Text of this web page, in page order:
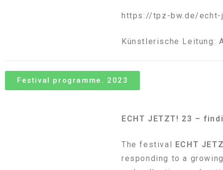
https://tpz-bw.de/
Künstlerische Leitung:
Festival programme. 2023
ECHT JETZT! 23 –
The festival
ECHT
responding to a